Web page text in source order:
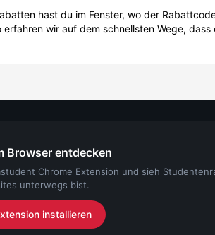
hast du im Fenster, wo der
erfahren wir auf dem schnellsten Wege,
Browser entdecken
Chrome Extension und sieh
unterwegs bist.
installieren